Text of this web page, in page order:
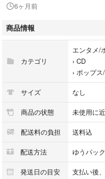
4、入金確認
前払い決済をご選択の場合、ご
5、出荷
出荷後、出荷完了メールにてご
当店はリサイクル専門店のため、
すべての商品は一般のお客様か
6ヶ月前
商品情報
カテゴリ
エンタメ/
› CD
› ポップ
サイズ なし
商品の状態 未使用に
配送料の負担 送料込
配送方法 ゆうパッ
発送日の目安 支払い後